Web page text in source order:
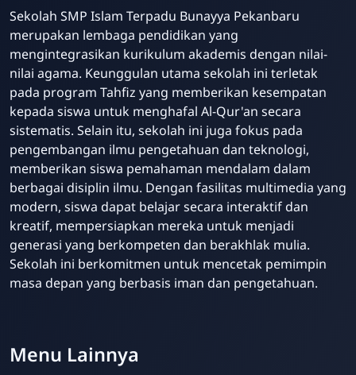
Sekolah SMP Islam Terpadu Bunayya Pekanbaru
merupakan lembaga pendidikan yang
mengintegrasikan kurikulum akademis dengan nilai-
nilai agama. Keunggulan utama sekolah ini terletak
pada program Tahfiz yang memberikan kesempatan
kepada siswa untuk menghafal Al-Qur'an secara
sistematis. Selain itu, sekolah ini juga fokus pada
pengembangan ilmu pengetahuan dan teknologi,
memberikan siswa pemahaman mendalam dalam
berbagai disiplin ilmu. Dengan fasilitas multimedia yang
modern, siswa dapat belajar secara interaktif dan
kreatif, mempersiapkan mereka untuk menjadi
generasi yang berkompeten dan berakhlak mulia.
Sekolah ini berkomitmen untuk mencetak pemimpin
masa depan yang berbasis iman dan pengetahuan.
Menu Lainnya